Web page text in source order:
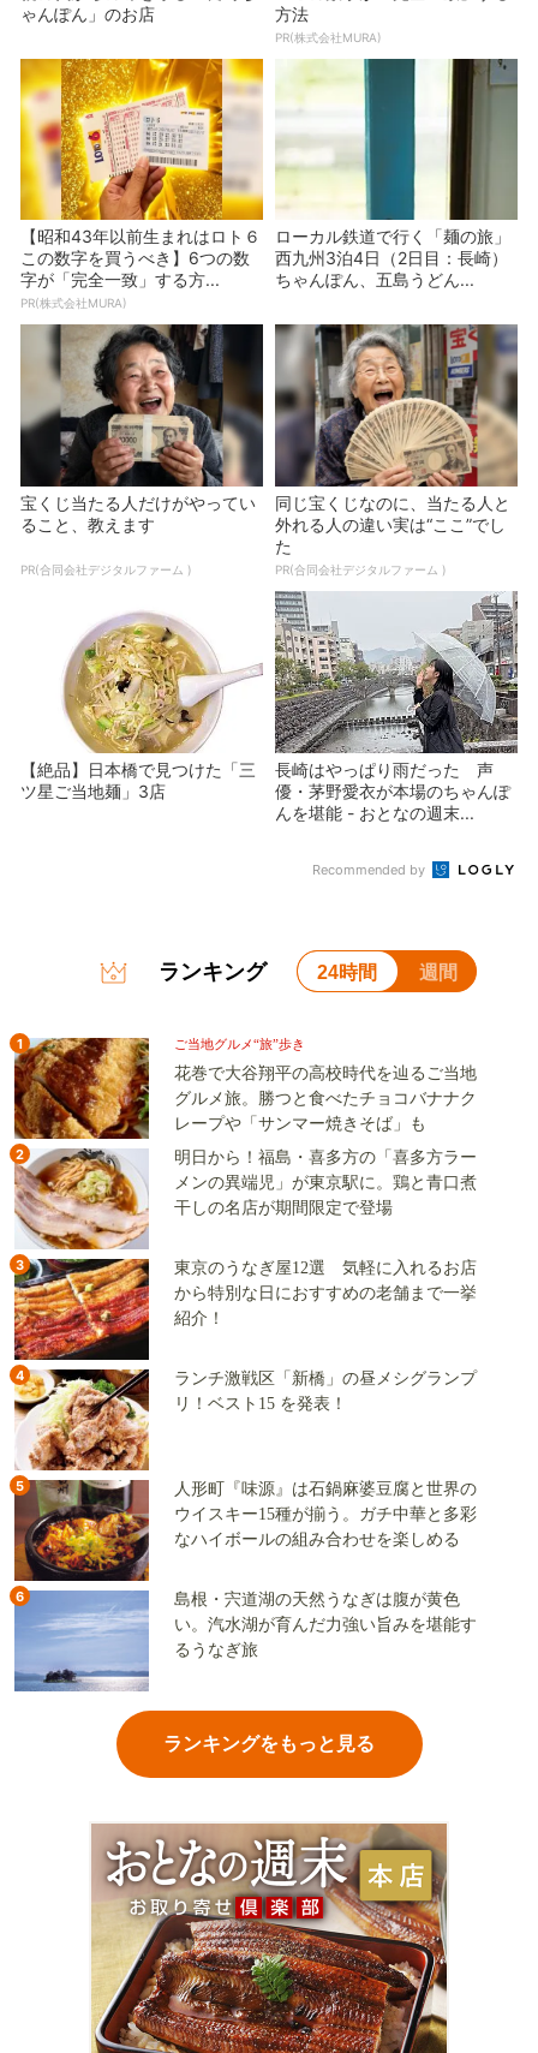
ゃんぽん」のお店
方法
PR(株式会社MURA)
【昭和43年以前生まれはロト６
この数字を買うべき】6つの数
字が「完全一致」する方...
PR(株式会社MURA)
ローカル鉄道で行く「麺の旅」
西九州3泊4日（2日目：長崎）
ちゃんぽん、五島うどん...
宝くじ当たる人だけがやってい
ること、教えます
PR(合同会社デジタルファーム )
同じ宝くじなのに、当たる人と
外れる人の違い実は“ここ”でし
た
PR(合同会社デジタルファーム )
【絶品】日本橋で見つけた「三
ツ星ご当地麺」3店
長崎はやっぱり雨だった 声
優・茅野愛衣が本場のちゃんぽ
んを堪能 - おとなの週末...
Recommended by
ランキング 24時間 週間
1 ご当地グルメ“旅”歩き
花巻で大谷翔平の高校時代を辿るご当地
グルメ旅。勝つと食べたチョコバナナク
レープや「サンマー焼きそば」も
2
明日から！福島・喜多方の「喜多方ラー
メンの異端児」が東京駅に。鶏と青口煮
干しの名店が期間限定で登場
3
東京のうなぎ屋12選 気軽に入れるお店
から特別な日におすすめの老舗まで一挙
紹介！
4
ランチ激戦区「新橋」の昼メシグランプ
リ！ベスト15 を発表！
5
人形町『味源』は石鍋麻婆豆腐と世界の
ウイスキー15種が揃う。ガチ中華と多彩
なハイボールの組み合わせを楽しめる
6
島根・宍道湖の天然うなぎは腹が黄色
い。汽水湖が育んだ力強い旨みを堪能す
るうなぎ旅
ランキングをもっと見る